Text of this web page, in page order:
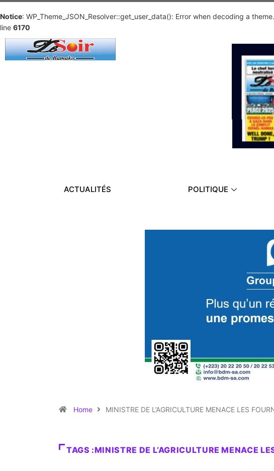
Notice: WP_Theme_JSON_Resolver::get_user_data(): Error when decoding a
line 6170
ACTUALITÉS POLITIQUE
Home MINISTRE DE L’AGRICULTURE MENACE LES
TAGS :MINISTRE DE L’AGRICULTURE MENACE